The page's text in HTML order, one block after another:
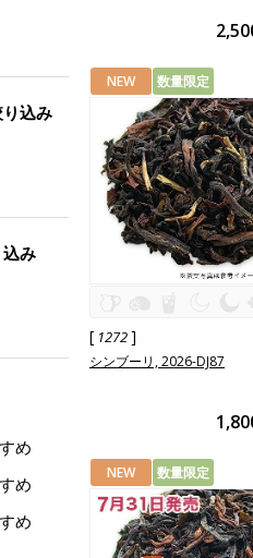
NEW 数量限定
[ 1272]
シンブーリ, 2026-DJ87
NEW 数量限定
込み
み
め
め
め